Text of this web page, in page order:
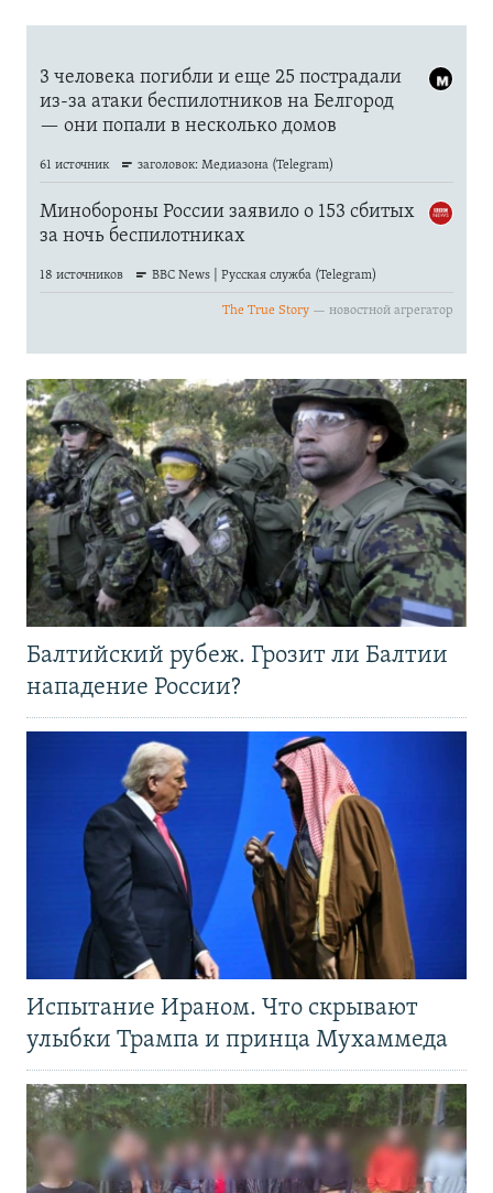
Балтийский рубеж. Грозит ли Балтии
нападение России?
Испытание Ираном. Что скрывают
улыбки Трампа и принца Мухаммеда